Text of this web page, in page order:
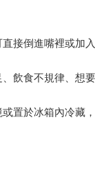
接倒進嘴裡或加
飲食不規律、想
置於冰箱內冷藏